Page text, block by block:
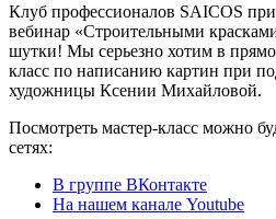
Клуб профессионалов SAICOS
вебинар «Строительными
шутки! Мы серьезно хотим в
класс по написанию картин при
художницы Ксении Михайловой.
Посмотреть мастер-класс можно
сетях:
В группе ВКонтакте
На нашем канале Youtube